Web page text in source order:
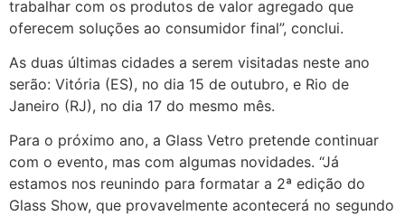
trabalhar com os produtos de valor agregado que
oferecem soluções ao consumidor final”, conclui.
As duas últimas cidades a serem visitadas neste ano
serão: Vitória (ES), no dia 15 de outubro, e Rio de
Janeiro (RJ), no dia 17 do mesmo mês.
Para o próximo ano, a Glass Vetro pretende continuar
com o evento, mas com algumas novidades. “Já
estamos nos reunindo para formatar a 2ª edição do
Glass Show, que provavelmente acontecerá no segundo